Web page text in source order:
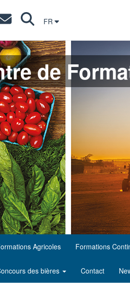
FR
de
Agricoles Formations
des bières Contact